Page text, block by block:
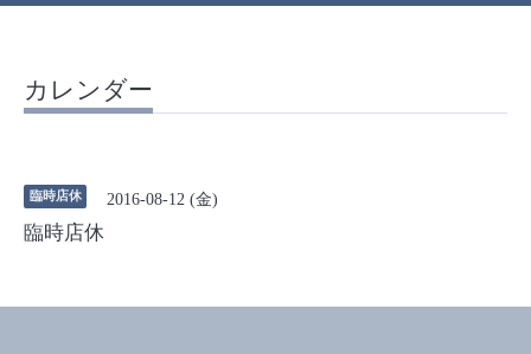
カレンダー
臨時店休 2016-08-12 (金)
臨時店休